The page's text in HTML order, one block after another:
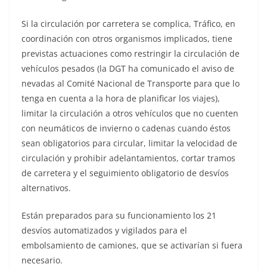
Si la circulación por carretera se complica, Tráfico, en
coordinación con otros organismos implicados, tiene
previstas actuaciones como restringir la circulación de
vehículos pesados (la DGT ha comunicado el aviso de
nevadas al Comité Nacional de Transporte para que lo
tenga en cuenta a la hora de planificar los viajes),
limitar la circulación a otros vehículos que no cuenten
con neumáticos de invierno o cadenas cuando éstos
sean obligatorios para circular, limitar la velocidad de
circulación y prohibir adelantamientos, cortar tramos
de carretera y el seguimiento obligatorio de desvíos
alternativos.
Están preparados para su funcionamiento los 21
desvíos automatizados y vigilados para el
embolsamiento de camiones, que se activarían si fuera
necesario.